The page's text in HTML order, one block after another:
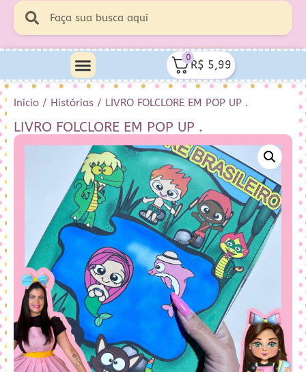
0
R$ 5,99
Início / Histórias / LIVRO FOLCLORE EM POP UP .
LIVRO FOLCLORE EM POP UP .